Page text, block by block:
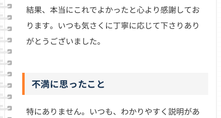
結果、本当にこれでよかったと心より感謝してお
ります。いつも気さくに丁寧に応じて下さりあり
がとうございました。
不満に思ったこと
特にありません。いつも、わかりやすく説明があ